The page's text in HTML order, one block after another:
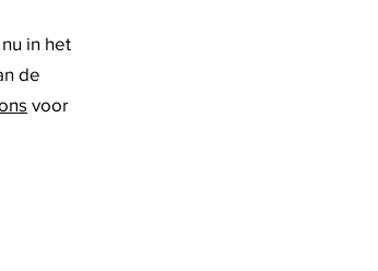
in het
de
voor